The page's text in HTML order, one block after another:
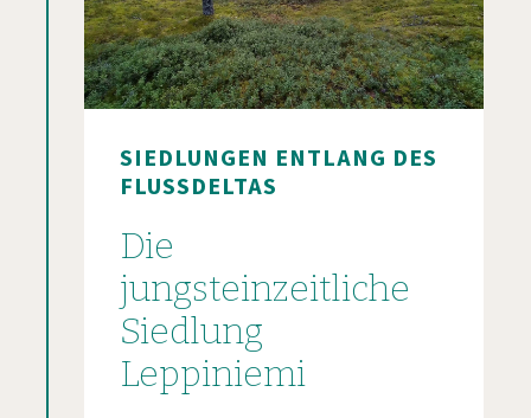
SIEDLUNGEN ENTLANG DES
FLUSSDELTAS
Die
jungsteinzeitliche
Siedlung
Leppiniemi